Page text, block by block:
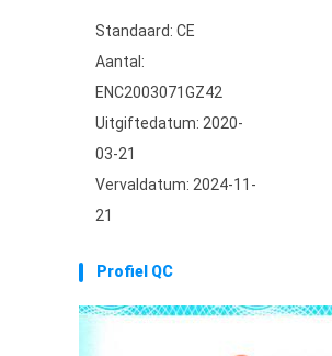
Standaard: CE
Aantal:
ENC2003071GZ42
Uitgiftedatum: 2020-
03-21
Vervaldatum: 2024-11-
21
Profiel QC